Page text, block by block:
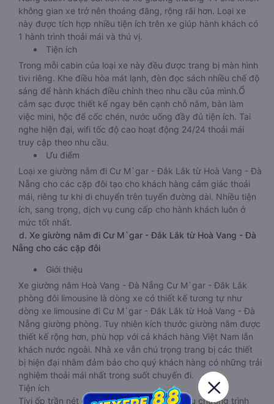
không gian xe trở nên thoáng đãng, rộng rãi hơn. Loại xe
này được tích hợp nhiều tiện ích trên xe giúp hành khách có
1 hành trình thoải mái và thú vị.
Tiện ích
Trong mỗi cabin của loại xe này đều được trang bị màn hình
tivi riêng. Khe điều hòa mát lạnh, đèn đọc sách nhiều chế độ
sáng để hành khách điều chỉnh theo nhu cầu của mình.Ổ
cắm sạc được thiết kế ngay bên cạnh chỗ nằm, bàn làm
việc mini, hộc để cốc chén, nước uống đầy đủ tiện ích. Tai
nghe hiện đại, wifi tốc độ cao hoạt động 24/24 thoải mái
truy cập theo nhu cầu.
Ưu điểm
Loại xe giường nằm đi Cư M`gar - Đắk Lắk từ Hoà Vang - Đà
Nẵng cho các cặp đôi tạo cho khách hàng cảm giác thoải
mái, riêng tư khi di chuyển trên tuyến đường dài. Nhiều tiện
ích, sang trọng, dịch vụ cung cấp cho hành khách luôn ở
mức tốt nhất.
d. Xe giường nằm đi Cư M`gar - Đắk Lắk từ Hoà Vang - Đà
Nẵng cho các cặp đôi
Giới thiệu
Xe giường nằm Hoà Vang - Đà Nẵng Cư M`gar - Đắk Lắk
phòng đôi limousine là dòng xe có thiết kế tương tự như
dòng xe limousine đi Cư M`gar - Đắk Lắk từ Hoà Vang - Đà
Nẵng giường phòng. Tuy nhiên kích thước giường nằm được
thiết kế rộng hơn, phù hợp với cả khách hàng Việt Nam lẫn
khách nước ngoài. Nhà xe vẫn chú trọng trang bị các thiết
bị hiện đại nhằm đảm bảo cho quý khách hàng có những trải
nghiệm thoải mái nhất trong suốt chuyến đi.
Tiện ích
Tivi ốp trần nét cứng, đầu HD tích hợp nhiều chương trình